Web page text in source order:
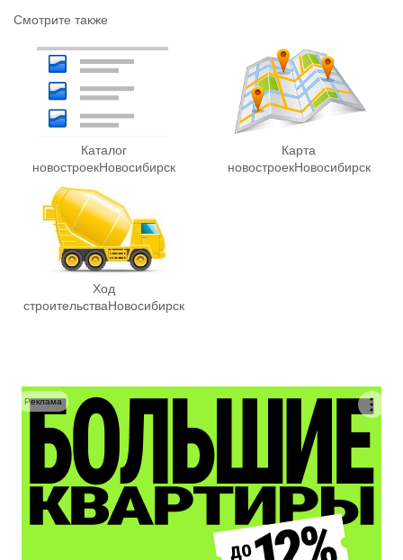
Смотрите также
Каталог
новостроекНовосибирск
Карта
новостроекНовосибирск
Ход
строительстваНовосибирск
Реклама